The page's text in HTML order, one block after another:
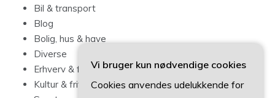
Bil & transport
Blog
Bolig, hus & have
Diverse
Erhverv & forbrug
Kultur & fritid
Vi bruger kun nødvendige cookies
Cookies anvendes udelukkende for